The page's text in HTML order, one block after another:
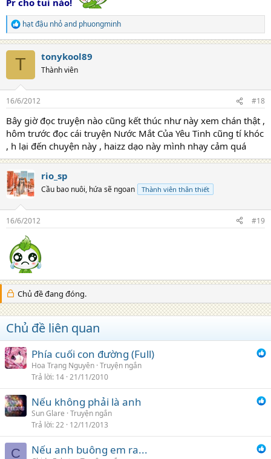
R
e
a
s
hạt đậu nhỏand phuongminh
T tonykool89
Thành viên
16/6/2012 #18
Bây giờ đọc truyện nào cũng kết thúc như này xem chán thật ,
hôm trước đọc cái truyện Nước Mắt Của Yêu Tinh cũng tí khóc
, h lại đến chuyện này , haizz dạo này mình nhạy cảm quá
rio_sp
Cầu bao nuôi, hứa sẽ ngoan Thành viên thân thiết
16/6/2012 #19
Chủ đề đang đóng.
Chủ đề liên quan
Phía cuối con đường (Full)
Hoa Trạng Nguyên Truyện ngắn
Trả lời 14 21/11/2010
Nếu không phải là anh
Sun Glare Truyện ngắn
Trả lời 22 12/11/2013
C Nếu anh buông em ra...